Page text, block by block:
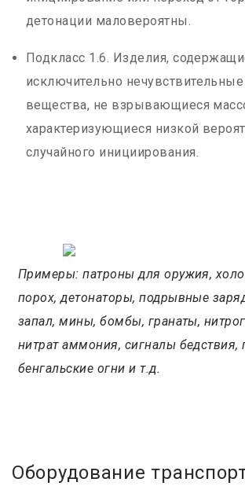
детонации маловероятны.
Подкласс 1.6. Изделия,
исключительно
вещества, не взрывающиеся
характеризующиеся низкой
случайного инициирования.
Примеры: патроны для оружия,
порох, детонаторы, подрывные
запал, мины, бомбы, гранаты,
нитрат аммония, сигналы бедствия,
бенгальские огни и т.д.
Оборудование